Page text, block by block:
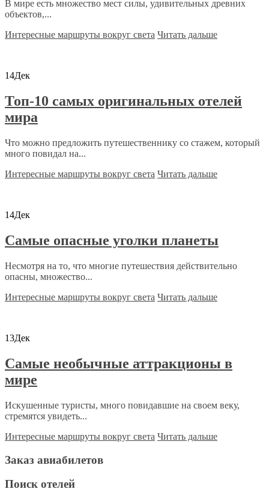
В мире есть множество мест силы, удивительных древних
объектов,...
Интересные маршруты вокруг света Читать дальше
14Дек
Топ-10 самых оригинальных отелей
мира
Что можно предложить путешественнику со стажем, который
много повидал на...
Интересные маршруты вокруг света Читать дальше
14Дек
Самые опасные уголки планеты
Несмотря на то, что многие путешествия действительно
опасны, множество...
Интересные маршруты вокруг света Читать дальше
13Дек
Самые необычные аттракционы в
мире
Искушенные туристы, много повидавшие на своем веку,
стремятся увидеть...
Интересные маршруты вокруг света Читать дальше
Заказ авиабилетов
Поиск отелей